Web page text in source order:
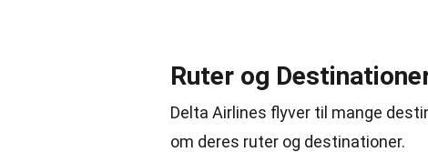
Ruter og
Delta Airlines flyver til mange
om deres ruter og destinationer.